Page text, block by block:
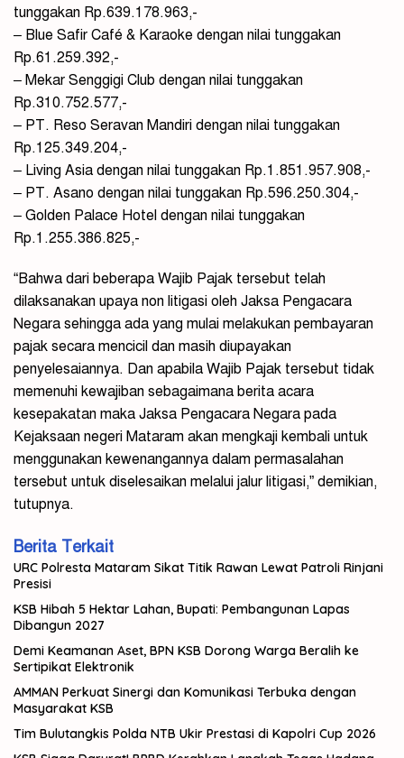
tunggakan Rp.639.178.963,-
– Blue Safir Café & Karaoke dengan nilai tunggakan
Rp.61.259.392,-
– Mekar Senggigi Club dengan nilai tunggakan
Rp.310.752.577,-
– PT. Reso Seravan Mandiri dengan nilai tunggakan
Rp.125.349.204,-
– Living Asia dengan nilai tunggakan Rp.1.851.957.908,-
– PT. Asano dengan nilai tunggakan Rp.596.250.304,-
– Golden Palace Hotel dengan nilai tunggakan
Rp.1.255.386.825,-
“Bahwa dari beberapa Wajib Pajak tersebut telah
dilaksanakan upaya non litigasi oleh Jaksa Pengacara
Negara sehingga ada yang mulai melakukan pembayaran
pajak secara mencicil dan masih diupayakan
penyelesaiannya. Dan apabila Wajib Pajak tersebut tidak
memenuhi kewajiban sebagaimana berita acara
kesepakatan maka Jaksa Pengacara Negara pada
Kejaksaan negeri Mataram akan mengkaji kembali untuk
menggunakan kewenangannya dalam permasalahan
tersebut untuk diselesaikan melalui jalur litigasi,” demikian,
tutupnya.
Berita Terkait
URC Polresta Mataram Sikat Titik Rawan Lewat Patroli Rinjani
Presisi
KSB Hibah 5 Hektar Lahan, Bupati: Pembangunan Lapas
Dibangun 2027
Demi Keamanan Aset, BPN KSB Dorong Warga Beralih ke
Sertipikat Elektronik
AMMAN Perkuat Sinergi dan Komunikasi Terbuka dengan
Masyarakat KSB
Tim Bulutangkis Polda NTB Ukir Prestasi di Kapolri Cup 2026